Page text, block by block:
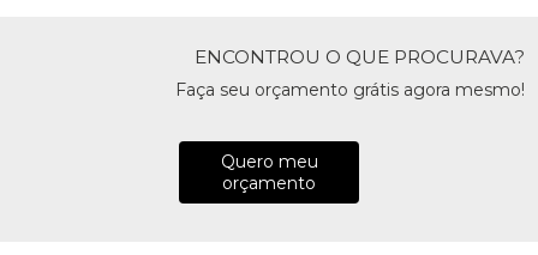
ENCONTROU O QUE PROCURAVA?
Faça seu orçamento grátis agora mesmo!
Quero meu
orçamento